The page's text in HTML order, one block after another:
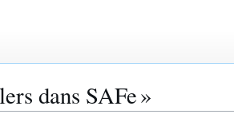
dans SAFe »